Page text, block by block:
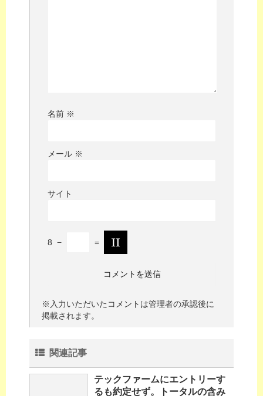
名前 ※
メール ※
サイト
8 − =
※入力いただいたコメントは管理者の承認後に
掲載されます。
関連記事
テックファームにエントリーす
るも約定せず。トータルの含み